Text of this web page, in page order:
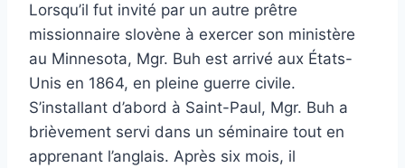
Lorsqu’il fut invité par un autre prêtre
missionnaire slovène à exercer son ministère
au Minnesota, Mgr. Buh est arrivé aux États-
Unis en 1864, en pleine guerre civile.
S’installant d’abord à Saint-Paul, Mgr. Buh a
brièvement servi dans un séminaire tout en
apprenant l’anglais. Après six mois, il